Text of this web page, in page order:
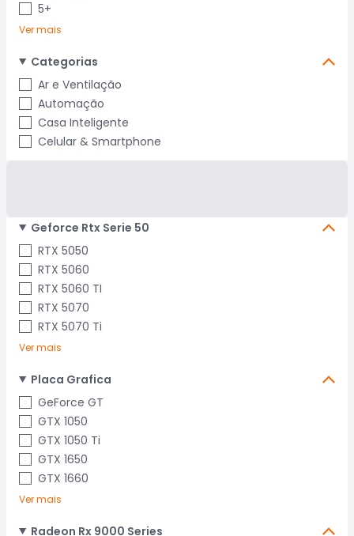
5+
Ver mais
Categorias
Ar e Ventilação
Automação
Casa Inteligente
Celular & Smartphone
Geforce Rtx Serie 50
RTX 5050
RTX 5060
RTX 5060 TI
RTX 5070
RTX 5070 Ti
Ver mais
Placa Grafica
GeForce GT
GTX 1050
GTX 1050 Ti
GTX 1650
GTX 1660
Ver mais
Radeon Rx 9000 Series